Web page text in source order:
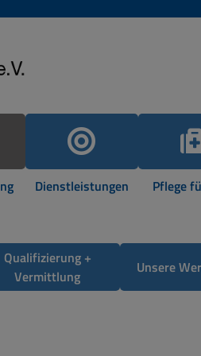
Dienstleistungen Pflege
Qualifizierung +
Vermittlung
Unsere